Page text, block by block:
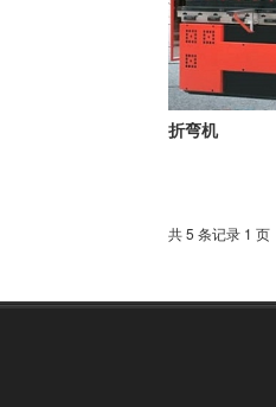
折弯机
共 5 条记录 1 页